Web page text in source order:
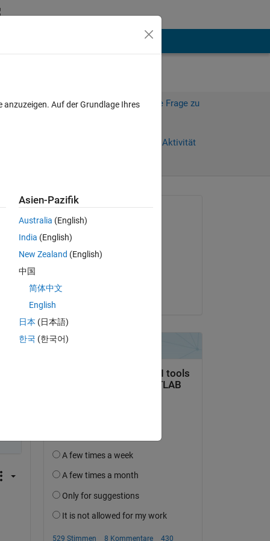
Melden Sie sich an, um diese Frage zu
Anmelden, um Aktivität
am 16 Feb. 2018
Auf der Grundlage Ihres
Asien-Pazifik
Australia (English)
India (English)
New Zealand (English)
中国
简体中文
English
日本 (日本語)
한국 (한국어)